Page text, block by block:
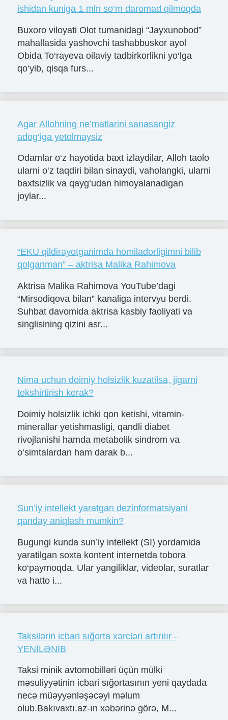
ishidan kuniga 1 mln so‘m daromad qilmoqda
Buxoro viloyati Olot tumanidagi “Jayxunobod”
mahallasida yashovchi tashabbuskor ayol
Obida To‘rayeva oilaviy tadbirkorlikni yo‘lga
qo‘yib, qisqa furs...
Agar Allohning ne’matlarini sanasangiz
adog‘iga yetolmaysiz
Odamlar o‘z hayotida baxt izlaydilar, Alloh taolo
ularni o‘z taqdiri bilan sinaydi, vaholangki, ularni
baxtsizlik va qayg‘udan himoyalanadigan
joylar...
“EKU qildirayotganimda homiladorligimni bilib
qolganman” – aktrisa Malika Rahimova
Aktrisa Malika Rahimova YouTube’dagi
“Mirsodiqova bilan” kanaliga intervyu berdi.
Suhbat davomida aktrisa kasbiy faoliyati va
singlisining qizini asr...
Nima uchun doimiy holsizlik kuzatilsa, jigarni
tekshirtirish kerak?
Doimiy holsizlik ichki qon ketishi, vitamin-
minerallar yetishmasligi, qandli diabet
rivojlanishi hamda metabolik sindrom va
o‘simtalardan ham darak b...
Sun’iy intellekt yaratgan dezinformatsiyani
qanday aniqlash mumkin?
Bugungi kunda sun’iy intellekt (SI) yordamida
yaratilgan soxta kontent internetda tobora
ko‘paymoqda. Ular yangiliklar, videolar, suratlar
va hatto i...
Taksilərin icbari sığorta xərcləri artırılır -
YENİLƏNİB
Taksi minik avtomobilləri üçün mülki
məsuliyyətinin icbari sığortasının yeni qaydada
necə müəyyənləşəcəyi məlum
olub.Bakıvaxtı.az-ın xəbərinə görə, M...